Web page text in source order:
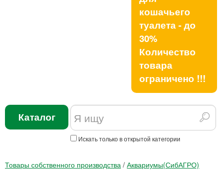
кошачьего
туалета - до
30%
Количество
товара
ограничено !!!
Каталог
Искать только в открытой категории
Товары собственного производства / Аквариумы(СибАГРО)